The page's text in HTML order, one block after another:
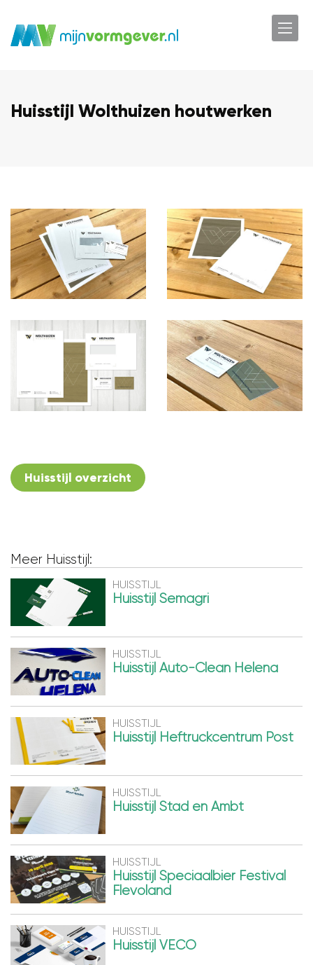
Huisstijl Wolthuizen houtwerken
Huisstijl overzicht
Meer Huisstijl:
HUISSTIJL
Huisstijl Semagri
HUISSTIJL
Huisstijl Auto-Clean Helena
HUISSTIJL
Huisstijl Heftruckcentrum Post
HUISSTIJL
Huisstijl Stad en Ambt
HUISSTIJL
Huisstijl Speciaalbier Festival
Flevoland
HUISSTIJL
Huisstijl VECO